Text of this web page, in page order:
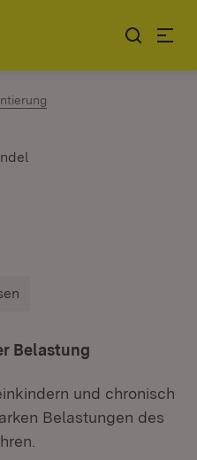
Belastung
und chronisch
Belastungen des